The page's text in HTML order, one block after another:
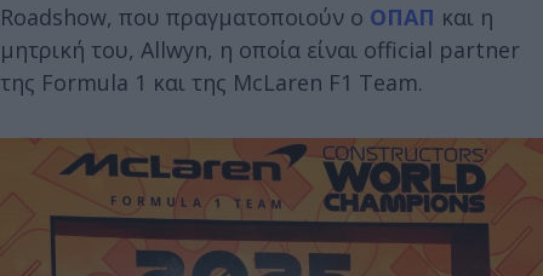
Roadshow, που πραγματοποιούν ο ΟΠΑΠ και η
μητρική του, Allwyn, η οποία είναι official partner
της Formula 1 και της McLaren F1 Team.